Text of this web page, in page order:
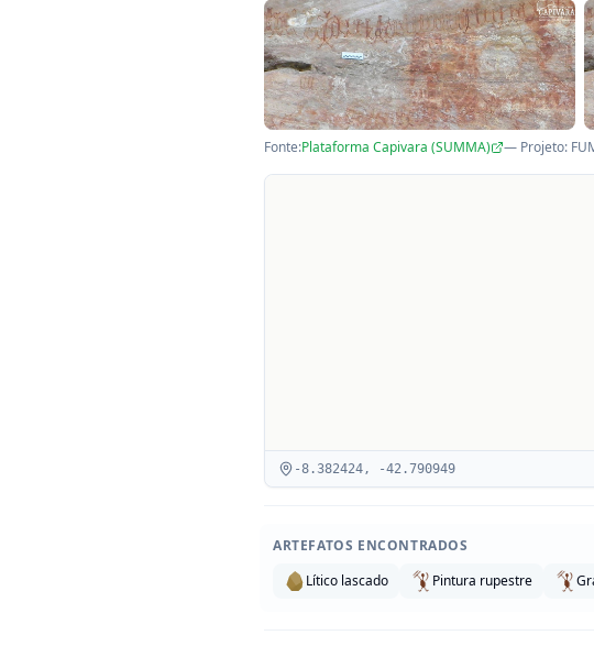
Fonte:Plataforma Capivara (SUMMA) — Projeto:
-8.382424, -42.790949
ARTEFATOS ENCONTRADOS
Lítico lascado
Pintura rupestre